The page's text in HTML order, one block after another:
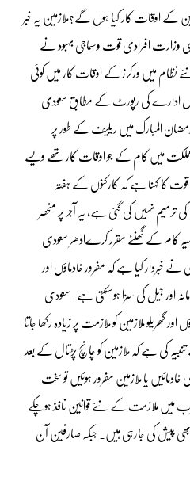
اوقات کار کیا ہوں گے؟ملازمین یہ خبر
وزارت افرادی قوت وسماجی بہبود نے
نظام میں ورکرز کے اوقات کار میں کوئی
ادارے کی رپورٹ کے مطابق سعودی
المبارک میں ریلیف کے طور پر
میں کام کے جو اوقات کار تھے ویسے
کا کہنا ہے کہ کارکنوں کے ہفتہ
نہیں کی گئی ہے، یہ آجر پر منحصر
کام کے گھنٹے مقرر کرےادھر سعودی
کیا ہے کہ مفرور خادماؤں اور
اور جیل کی سزا ہوسکتی ہے۔سعودی
ملازمین کو ملازمت پر زیادہ رکھا جاتا
ہے کہ ملازمین کو چانچ پڑتال کے بعد
یا ملازمین مفرور ہوئیں تو سخت
میں ملازمت کے نئے قوانین نافذ ہوچکے
پیش کی جارہی ہیں۔ جبکہ صارفین آن